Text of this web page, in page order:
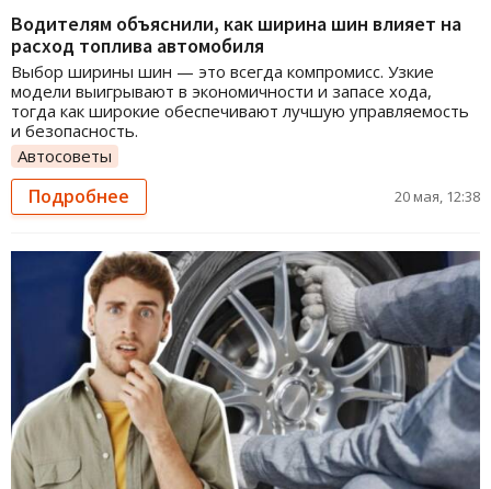
Водителям объяснили, как ширина шин влияет на
расход топлива автомобиля
Выбор ширины шин — это всегда компромисс. Узкие
модели выигрывают в экономичности и запасе хода,
тогда как широкие обеспечивают лучшую управляемость
и безопасность.
Автосоветы
Подробнее 20 мая, 12:38